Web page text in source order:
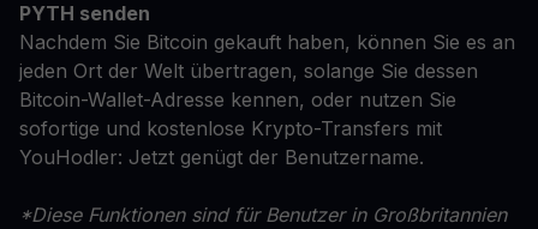
PYTH senden
Nachdem Sie Bitcoin gekauft haben, können Sie es an
jeden Ort der Welt übertragen, solange Sie dessen
Bitcoin-Wallet-Adresse kennen, oder nutzen Sie
sofortige und kostenlose Krypto-Transfers mit
YouHodler: Jetzt genügt der Benutzername.
*Diese Funktionen sind für Benutzer in Großbritannien